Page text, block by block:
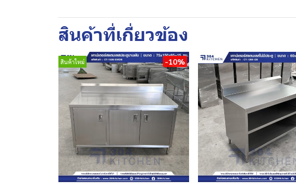
สินค้าที่เกี่ยวข้อง
สินค้าใหม่ -10%